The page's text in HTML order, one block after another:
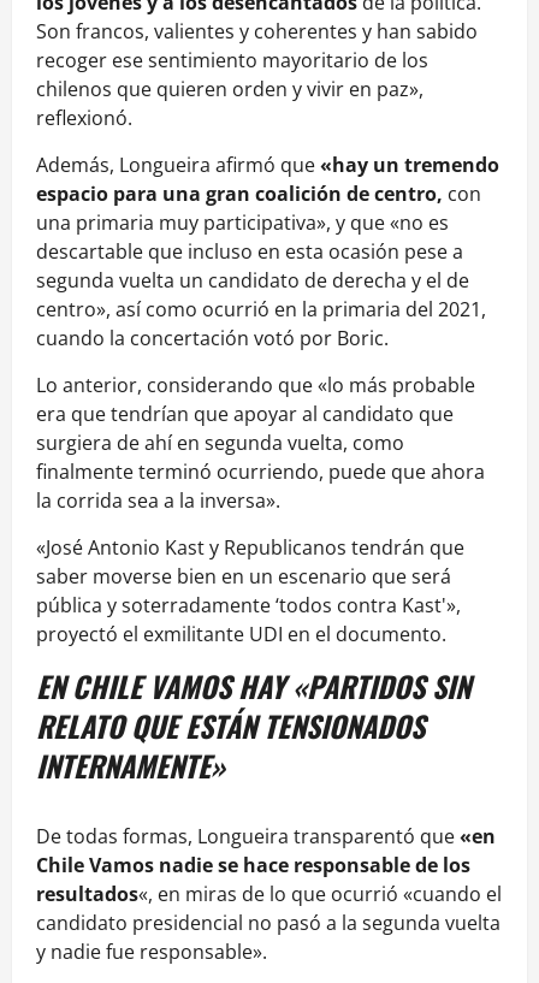
Son francos, valientes y coherentes y han sabido
recoger ese sentimiento mayoritario de los
chilenos que quieren orden y vivir en paz»,
reflexionó.
Además, Longueira afirmó que«hay un tremendo
espacio para una gran coalición de centro, con
una primaria muy participativa», y que «no es
descartable que incluso en esta ocasión pese a
segunda vuelta un candidato de derecha y el de
centro», así como ocurrió en la primaria del 2021,
cuando la concertación votó por Boric.
Lo anterior, considerando que «lo más probable
era que tendrían que apoyar al candidato que
surgiera de ahí en segunda vuelta, como
finalmente terminó ocurriendo, puede que ahora
la corrida sea a la inversa».
«José Antonio Kast y Republicanos tendrán que
saber moverse bien en un escenario que será
pública y soterradamente ‘todos contra Kast'»,
proyectó el exmilitante UDI en el documento.
EN CHILE VAMOS HAY «PARTIDOS SIN
RELATO QUE ESTÁN TENSIONADOS
INTERNAMENTE»
De todas formas, Longueira transparentó que«en
Chile Vamos nadie se hace responsable de los
resultados«, en miras de lo que ocurrió «cuando el
candidato presidencial no pasó a la segunda vuelta
y nadie fue responsable».